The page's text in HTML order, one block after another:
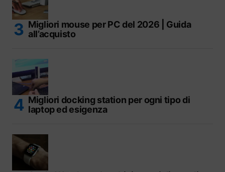
Migliori mouse per PC del 2026 | Guida
all’acquisto
Migliori docking station per ogni tipo di
laptop ed esigenza